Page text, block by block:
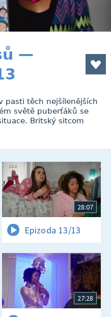
—
pasti těch nejšílenějších
světě puberťáků se
Britský sitcom
28:07
Epizoda 13/13
27:28